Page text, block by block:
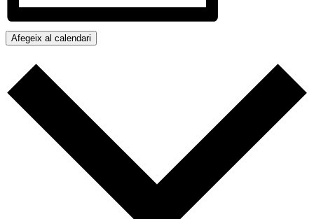
Afegeix al calendari